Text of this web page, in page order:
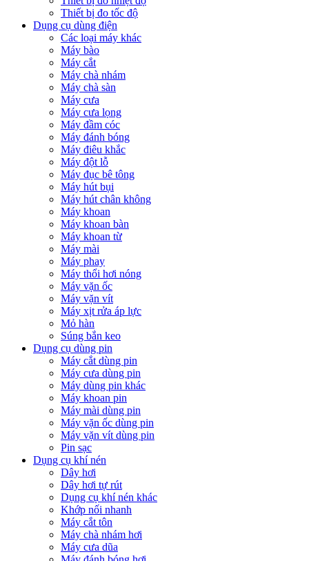
Thiết bị đo tốc độ
Dụng cụ dùng điện
Các loại máy khác
Máy bào
Máy cắt
Máy chà nhám
Máy chà sàn
Máy cưa
Máy cưa lọng
Máy đầm cóc
Máy đánh bóng
Máy điêu khắc
Máy đột lỗ
Máy đục bê tông
Máy hút bụi
Máy hút chân không
Máy khoan
Máy khoan bàn
Máy khoan từ
Máy mài
Máy phay
Máy thổi hơi nóng
Máy vặn ốc
Máy vặn vít
Máy xịt rửa áp lực
Mỏ hàn
Súng bắn keo
Dụng cụ dùng pin
Máy cắt dùng pin
Máy cưa dùng pin
Máy dùng pin khác
Máy khoan pin
Máy mài dùng pin
Máy vặn ốc dùng pin
Máy vặn vít dùng pin
Pin sạc
Dụng cụ khí nén
Dây hơi
Dây hơi tự rút
Dụng cụ khí nén khác
Khớp nối nhanh
Máy cắt tôn
Máy chà nhám hơi
Máy cưa dũa